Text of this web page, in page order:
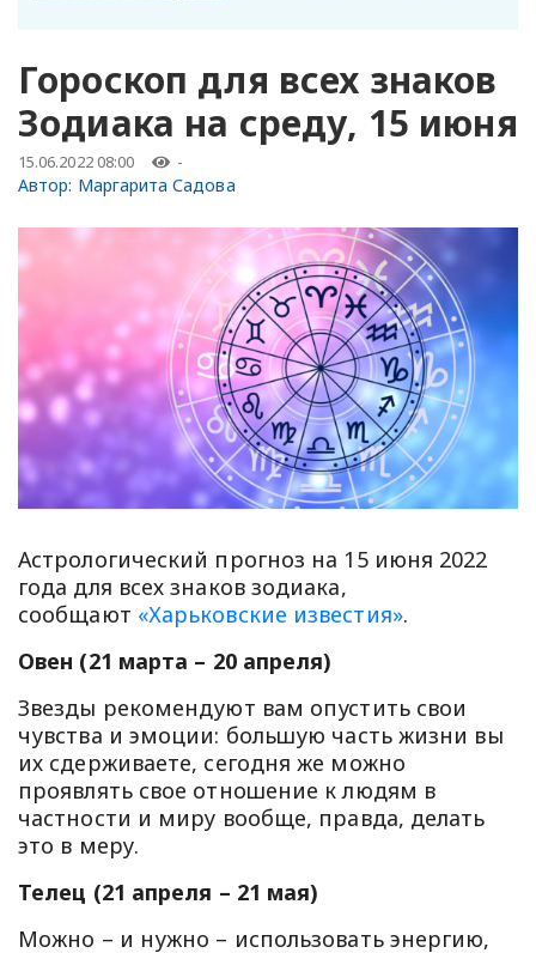
Гороскоп для всех знаков
Зодиака на среду, 15 июня
15.06.2022 08:00 -
Автор: Маргарита Садова
Астрологический прогноз на 15 июня 2022
года для всех знаков зодиака,
сообщают «Харьковские известия».
Овен (21 марта – 20 апреля)
Звезды рекомендуют вам опустить свои
чувства и эмоции: большую часть жизни вы
их сдерживаете, сегодня же можно
проявлять свое отношение к людям в
частности и миру вообще, правда, делать
это в меру.
Телец (21 апреля – 21 мая)
Можно – и нужно – использовать энергию,